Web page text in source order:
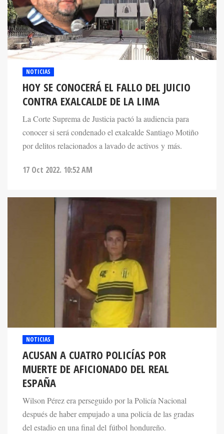
NOTICIAS
HOY SE CONOCERÁ EL FALLO DEL JUICIO
CONTRA EXALCALDE DE LA LIMA
La Corte Suprema de Justicia pactó la audiencia para
conocer si será condenado el exalcalde Santiago Motiño
por delitos relacionados a lavado de activos y más.
17 Oct 2022. 10:52 AM
NOTICIAS
ACUSAN A CUATRO POLICÍAS POR
MUERTE DE AFICIONADO DEL REAL
ESPAÑA
Wilson Pérez era perseguido por la Policía Nacional
después de haber empujado a una policía de las gradas
del estadio en una final del fútbol hondureño.